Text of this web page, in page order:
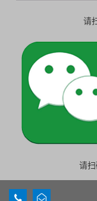
请
请